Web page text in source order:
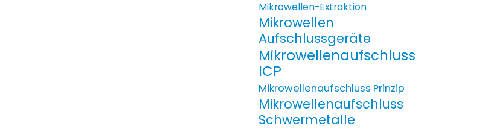
Mikrowellen-Extraktion
Mikrowellen
Aufschlussgeräte
Mikrowellenaufschluss
ICP
Mikrowellenaufschluss Prinzip
Mikrowellenaufschluss
Schwermetalle